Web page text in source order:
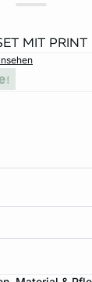
MIT PRINT